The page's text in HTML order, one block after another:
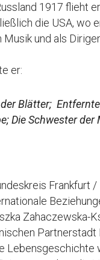
1917 flieht
die USA, wo
und als
er:
Blätter;
Die Schwester
Frankfurt /
Zahaczewska-
Partnerstadt
Lebensgeschichte